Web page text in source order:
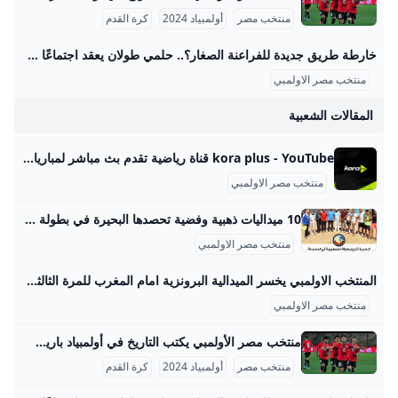
منتخب مصر أولمبياد 2024 كرة القدم
خارطة طريق جديدة للفراعنة الصغار؟.. حلمي طولان يعقد اجتماعًا مصيريًا مع الجهاز الفني لمنتخب مصر الأولمبي – جريدة مانشيت عقد الجهاز الفني لمنتخب مصر تحت 23 سنة اجتماعًا اليوم برئاسة حلمي طولان، لمناقشة كافة الترتيبات الفنية والإدارية والطبية الخاصة بالمعسكر المقبل. يأتي هذا اقرأ أيضًا:رقم تاريخي.. محمد صلاح أول لاعب في البريميرليج يسجل 10 أهداف بالجولة الافتتاحية مباريات ودية حاسمة أمام تونس وتوقيتات المعسكر من المقرر أن يقام المعسكر التدريبي خلال فترة الأجندة الدولية، التي تمتد من الأول وحتى التاسع من شهر سبتمبر المقبل. ويتخلل هذا المعسكر مباراتان وديتان قويتان أمام منتخب تونس الشقيق، حيث ستقام المواجهتان يومي السادس والتاسع من سبتمبر، وذلك على أرضية استاد هيئة قناة السويس.
منتخب مصر الاولمبي
المقالات الشعبية
kora plus - YouTube قناة رياضية تقدم بث مباشر لمباريات الدوري وكأس مصر.. ومتابعة الأخبار الحصرية.. وبرامج متنوعة
منتخب مصر الاولمبي
10 ميداليات ذهبية وفضية تحصدها البحيرة في بطولة الجمهورية للمصارعة الشاطئية البحيرة تتوج ببطولة الجمهورية في المصارعة الشاطئية وتحصد ١٠ ميداليات ذهبية وفضية البحيرة تتوج ببطولة الجمهورية في المصارعة الشاطئية وتحصد ١٠ ميداليات ذهبية وفضية البحيرة تتوج ببطولة الجمهورية في المصارعة الشاطئية وتحصد ١٠ ميداليات ذهبية وفضية البحيرة تتوج ببطولة الجمهورية في المصارعة الشاطئية وتحصد ١٠ البحيرة - راندا عبد العزيز الأحد 24/أغسطس/2025 - 08:18 م 8/24/2025 8:18:07 PM تحت رعاية الدكتورة جاكلين عازر، محافظ البحيرة، حقق لاعبو المشروع القومي للموهبة والبطل الأولمبي إنجازًا رياضيًا جديدًا يضاف إلى سجل بطولات المحافظة، حيث نجحوا في انتزاع صدارة الترتيب العام ببطولة الجمهورية للمصارعة الشاطئية، التي أقيمت بمدينة رأس البر، محققين المركز الأول على مستوى فئتي 20 سنة والكبار، ليؤكدوا بذلك مكانة البحيرة كواحدة من أبرز مصانع الأبطال في مصر.
منتخب مصر الاولمبي
المنتخب الاولمبي يخسر الميدالية البرونزية امام المغرب للمرة الثالثة في تاريخه - محتوى بلس في 8 أغسطس 2024، حقق منتخب المغرب الميدالية البرونزية لكرة القدم بعد الفوز على منتخب مصر بنتيجة 6-0 في مباراة تحديد المركز الثالث. أُقيمت المباراة على ملعب لا Byسهر محمودUpdated on
منتخب مصر الاولمبي
منتخب مصر الأولمبي يكتب التاريخ في أولمبياد باريس 2024 منتخب مصر الأولمبي لكرة القدم يعد من أعرق المنتخبات في تاريخ كرة القدم الأولمبية خارج أوروبا، حيث بدأ مشواره في أولمبياد 1920 بأنتويرب، بلجيكا، وكان ذلك أول ظهور رسمي للفراعنة خسر فيه الفريق أمام إيطاليا 2-1. بعد ذلك، حقق المنتخب المصري تقدمًا ملحوظًا في نسخة باريس 1924 حيث وصل إلى ربع النهائي لأول مرة، بعد فوزه على المجر 3-0، مما شكّل بداية قوية في بطولات الأولمبياد. في أولمبياد أمستردام 1928 كان المنتخب المصري واحدًا من أبرز الفرق حيث حقق المركز الرابع بعد فوزه على تركيا 7-1 والبرتغال 2-1، لكنه خسر في نصف النهائي أمام الأرجنتين 6-0، ومن ثم مُني بهزيمة ثقيلة أمام إيطاليا 11-3 في مباراة تحديد المركز الثالث.
منتخب مصر أولمبياد 2024 كرة القدم